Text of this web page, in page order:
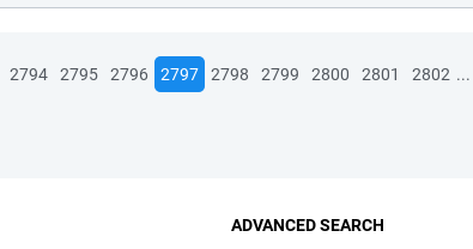
2794 2795 2796 2797 2798 2799 2800 2801 2802 ...
ADVANCED SEARCH